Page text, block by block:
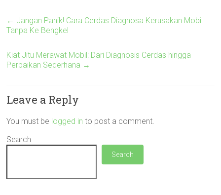
← Jangan Panik! Cara Cerdas Diagnosa Kerusakan Mobil
Tanpa Ke Bengkel
Kiat Jitu Merawat Mobil: Dari Diagnosis Cerdas hingga
Perbaikan Sederhana →
Leave a Reply
You must be logged in to post a comment.
Search
Search